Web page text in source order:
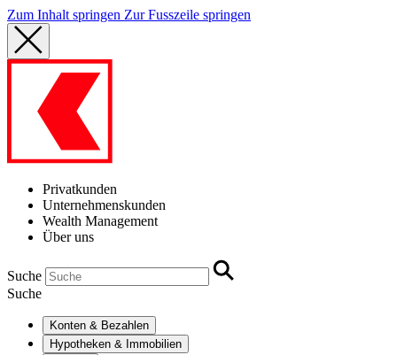
Zum Inhalt springen Zur Fusszeile springen
Privatkunden
Unternehmenskunden
Wealth Management
Über uns
Suche
Suche
Konten & Bezahlen
Hypotheken & Immobilien